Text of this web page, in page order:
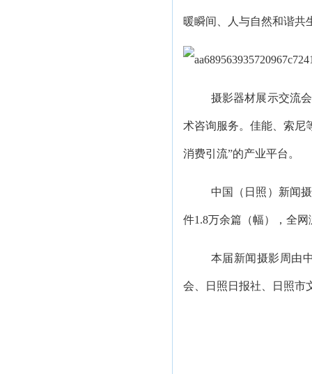
暖瞬间、人与自然和谐共
摄影器材展示交流
术咨询服务。佳能、索尼
消费引流”的产业平台。
中国（日照）新闻
件1.8万余篇（幅），全
本届新闻摄影周由
会、日照日报社、日照市